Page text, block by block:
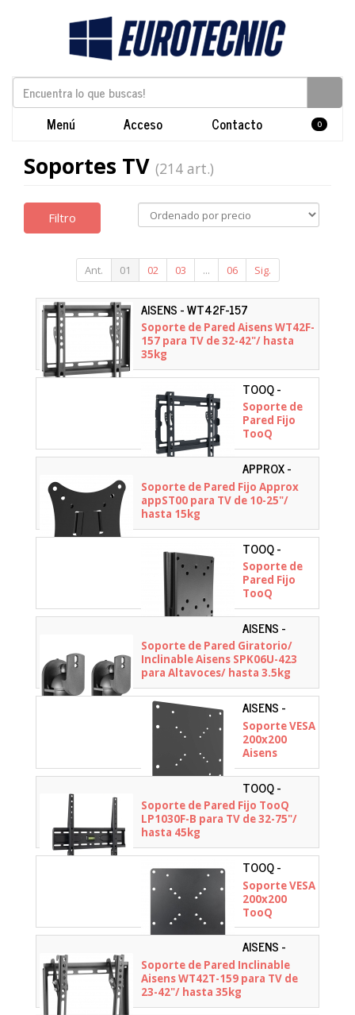
Menú Acceso Contacto 0
Soportes TV (214 art.)
Filtro
Ant. 01 02 03 ... 06 Sig.
AISENS - WT42F-157
Soporte de Pared Aisens WT42F-
157 para TV de 32-42"/ hasta
35kg
TOOQ -
LP1043F-B
Soporte de
Pared Fijo
TooQ
LP1043F-B
para TV de
23-43"/ hasta
45kg
APPROX -
APPST00
Soporte de Pared Fijo Approx
appST00 para TV de 10-25"/
hasta 15kg
TOOQ -
LP1023F-B
Soporte de
Pared Fijo
TooQ
LP1023F-B
para TV de
13-27"/ hasta
30kg
AISENS -
SPK06U-423
Soporte de Pared Giratorio/
Inclinable Aisens SPK06U-423
para Altavoces/ hasta 3.5kg
AISENS -
ACC001-289
Soporte VESA
200x200
Aisens
ACC001-289/
hasta 30kg
TOOQ -
LP1030F-B
Soporte de Pared Fijo TooQ
LP1030F-B para TV de 32-75"/
hasta 45kg
TOOQ -
VMA0200-B
Soporte VESA
200x200
TooQ
VMA0200-B/
hasta 30kg
AISENS -
WT42T-159
Soporte de Pared Inclinable
Aisens WT42T-159 para TV de
23-42"/ hasta 35kg